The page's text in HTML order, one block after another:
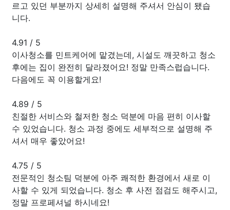
르고 있던 부분까지 상세히 설명해 주셔서 안심이 됐습
니다.
4.91 / 5
이사청소를 민트케어에 맡겼는데, 시설도 깨끗하고 청소
후에는 집이 완전히 달라졌어요! 정말 만족스럽습니다.
다음에도 꼭 이용할게요!
4.89 / 5
친절한 서비스와 철저한 청소 덕분에 마음 편히 이사할
수 있었습니다. 청소 과정 중에도 세부적으로 설명해 주
셔서 매우 좋았어요!
4.75 / 5
전문적인 청소팀 덕분에 아주 쾌적한 환경에서 새로 이
사할 수 있게 되었습니다. 청소 후 사전 점검도 해주시고,
정말 프로페셔널 하시네요!